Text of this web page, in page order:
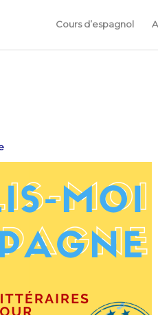
Cours d’espagnol